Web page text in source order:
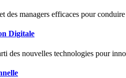
des managers efficaces pour
Digitale
des nouvelles technologies pour